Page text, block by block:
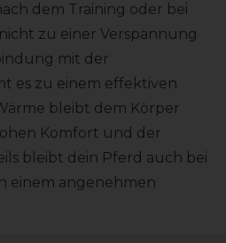
dem Training oder bei
zu einer Verspannung
mit der
es zu einem effektiven
bleibt dem Körper
Komfort und der
bleibt dein Pferd auch bei
einem angenehmen